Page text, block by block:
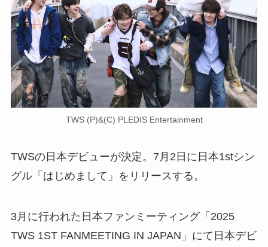
TWS (P)&(C) PLEDIS Entertainment
TWSの日本デビューが決定。7月2日に日本1stシン
グル「はじめまして」をリリースする。
3月に行われた日本ファンミーティング「2025
TWS 1ST FANMEETING IN JAPAN」にて日本デビ